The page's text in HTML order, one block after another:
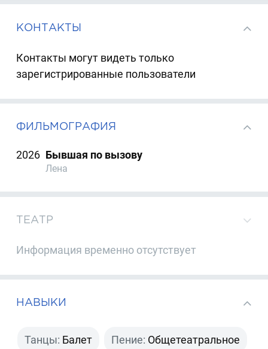
КОНТАКТЫ
Контакты могут видеть только
зарегистрированные пользователи
ФИЛЬМОГРАФИЯ
2026 Бывшая по вызову
Лена
ТЕАТР
Информация временно отсутствует
НАВЫКИ
Танцы: Балет Пение: Общетеатральное